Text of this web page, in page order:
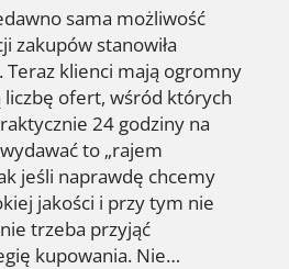
sama możliwość
zakupów stanowiła
Teraz klienci mają ogromny
ofert, wśród których
24 godziny na
to „rajem
jeśli naprawdę chcemy
jakości i przy tym nie
trzeba przyjąć
kupowania. Nie…